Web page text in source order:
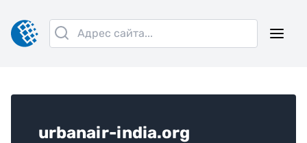
urbanair-india.org